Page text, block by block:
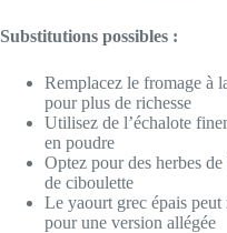
Substitutions possibles :
Remplacez le fromage à
pour plus de richesse
Utilisez de l’échalote
en poudre
Optez pour des herbes
de ciboulette
Le yaourt grec épais
pour une version allégée